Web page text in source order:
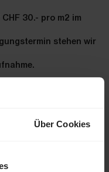
Über Cookies
30.- pro m2 im
stehen wir